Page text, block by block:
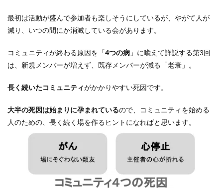
最初は活動が盛んで参加者も楽しそうにしているが、やがて人が
減り、いつの間にか消滅している会があります。
コミュニティが終わる原因を「4つの病 」に喩えて詳説する第3回
は、新規メンバーが増えず、既存メンバーが減る「老衰」。
長く続いたコミュニティがかかりやすい死因です。
大半の死因は始まりに孕まれているので、コミュニティを始める
人のための、長く続く場を作るヒントになればと思います。